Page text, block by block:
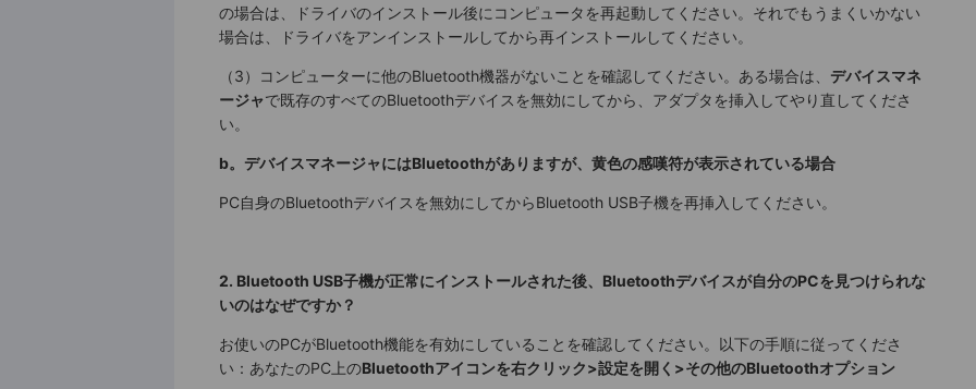
の場合は、ドライバのインストール後にコンピュータを再起動してください。それでもうまくいかない
場合は、ドライバをアンインストールしてから再インストールしてください。
（3）コンピューターに他のBluetooth機器がないことを確認してください。ある場合は、 デバイスマネ
ージャで既存のすべてのBluetoothデバイスを無効にしてから、アダプタを挿入してやり直してくださ
い。
b。デバイスマネージャにはBluetoothがありますが、黄色の感嘆符が表示されている場合
PC自身のBluetoothデバイスを無効にしてからBluetooth USB子機を再挿入してください。
2. Bluetooth USB子機が正常にインストールされた後、Bluetoothデバイスが自分のPCを見つけられな
いのはなぜですか？
お使いのPCがBluetooth機能を有効にしていることを確認してください。以下の手順に従ってくださ
い：あなたのPC上のBluetoothアイコンを右クリック>設定を開く>その他のBluetoothオプション